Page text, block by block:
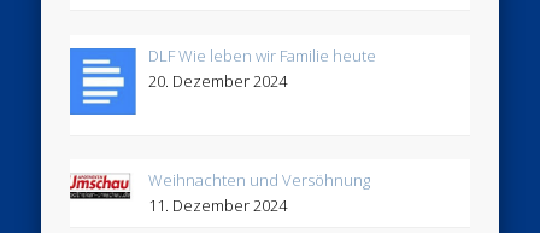
DLF Wie leben wir Familie heute
20. Dezember 2024
Weihnachten und Versöhnung
11. Dezember 2024